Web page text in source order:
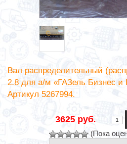
Вал распределительный
2.8 для а/м «ГАЗель Бизнес и
Артикул 5267994.
3625 руб.
(Пока